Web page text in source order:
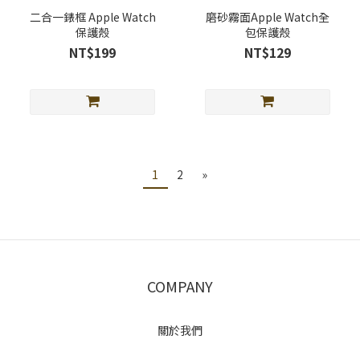
二合一錶框 Apple Watch
保護殼
NT$199
磨砂霧面Apple Watch全
包保護殼
NT$129
1 2 »
COMPANY
關於我們